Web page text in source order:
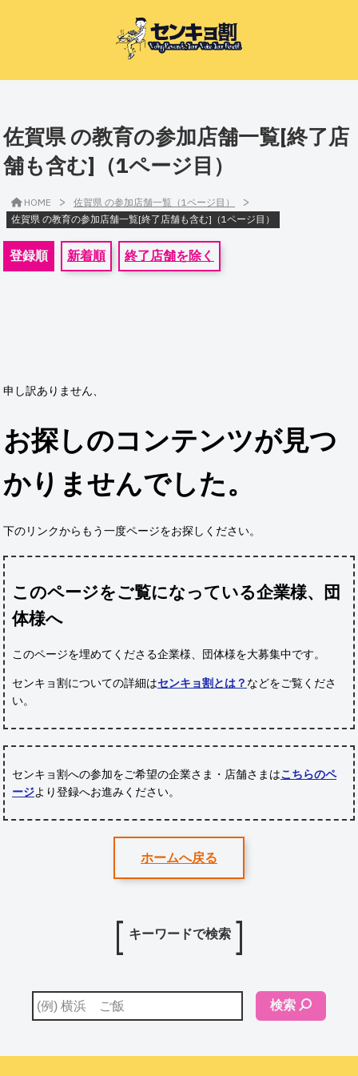
佐賀県 の教育の参加店舗一覧[終了店
舗も含む]（1ページ目）
HOME > 佐賀県 の参加店舗一覧（1ページ目） >
佐賀県 の教育の参加店舗一覧[終了店舗も含む]（1ページ目）
登録順 新着順 終了店舗を除く
申し訳ありません、
お探しのコンテンツが見つ
かりませんでした。
下のリンクからもう一度ページをお探しください。
このページをご覧になっている企業様、団
体様へ
このページを埋めてくださる企業様、団体様を大募集中です。
センキョ割についての詳細はセンキョ割とは？ などをご覧くださ
い。
センキョ割への参加をご希望の企業さま・店舗さまはこちらのペ
ージより登録へお進みください。
ホームへ戻る
キーワードで検索
検索